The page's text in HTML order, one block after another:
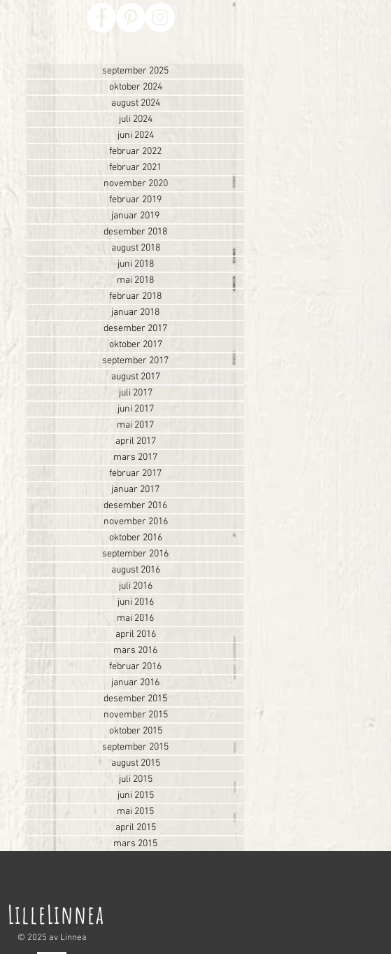
september 2025
oktober 2024
august 2024
juli 2024
juni 2024
februar 2022
februar 2021
november 2020
februar 2019
januar 2019
desember 2018
august 2018
juni 2018
mai 2018
februar 2018
januar 2018
desember 2017
oktober 2017
september 2017
august 2017
juli 2017
juni 2017
mai 2017
april 2017
mars 2017
februar 2017
januar 2017
desember 2016
november 2016
oktober 2016
september 2016
august 2016
juli 2016
juni 2016
mai 2016
april 2016
mars 2016
februar 2016
januar 2016
desember 2015
november 2015
oktober 2015
september 2015
august 2015
juli 2015
juni 2015
mai 2015
april 2015
mars 2015
LilleLinnea
© 2025 av Linnea